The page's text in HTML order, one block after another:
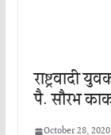
राष्ट्रवादी
पै. सौरभ
October 28, 2020